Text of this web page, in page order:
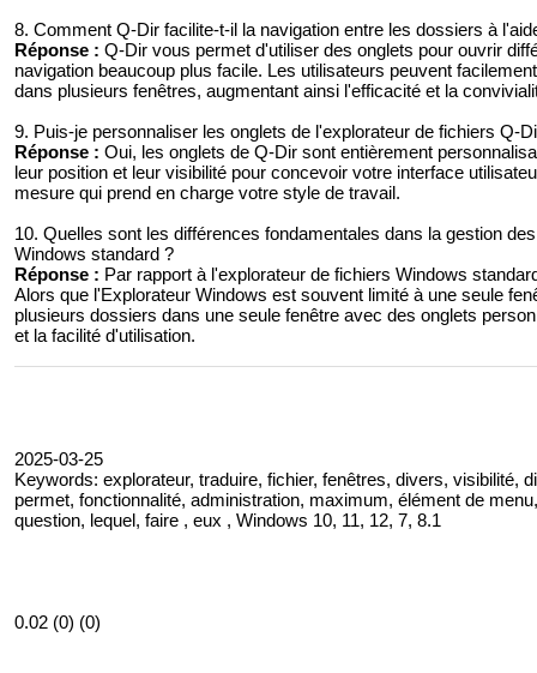
8. Comment Q-Dir facilite-t-il la navigation entre les dossiers à
Réponse : Q-Dir vous permet d'utiliser des onglets pour ouvrir
navigation beaucoup plus facile. Les utilisateurs peuvent
dans plusieurs fenêtres, augmentant ainsi l'efficacité et la
9. Puis-je personnaliser les onglets de l'explorateur de fichiers Q-
Réponse : Oui, les onglets de Q-Dir sont entièrement
leur position et leur visibilité pour concevoir votre interface
mesure qui prend en charge votre style de travail.
10. Quelles sont les différences fondamentales dans la gestion
Windows standard ?
Réponse : Par rapport à l'explorateur de fichiers Windows
Alors que l'Explorateur Windows est souvent limité à une seule
plusieurs dossiers dans une seule fenêtre avec des onglets
et la facilité d'utilisation.
2025-03-25
Keywords: explorateur, traduire, fichier, fenêtres, divers, visibilité,
permet, fonctionnalité, administration, maximum, élément de
question, lequel, faire , eux , Windows 10, 11, 12, 7, 8.1
0.02 (0) (0)